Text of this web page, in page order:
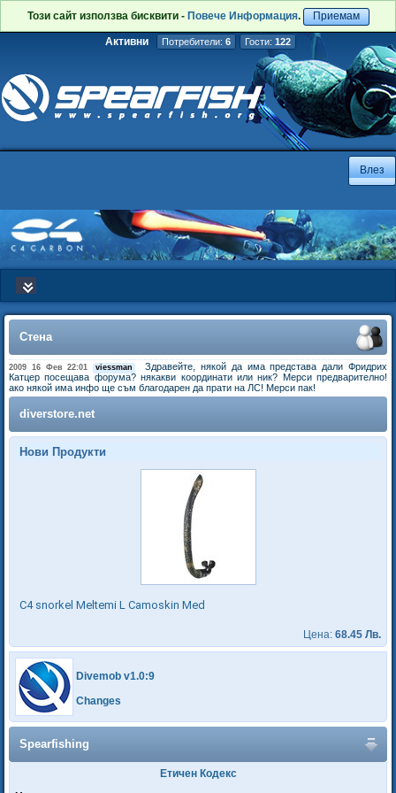
Този сайт използва бисквити - Повече Информация. Приемам
Активни Потребители: 6 Гости: 122
Стена
2009 16 Фев 22:01 viessman
Здравейте, някой да има представа дали Фридрих
Катцер посещава форума? някакви координати или ник? Мерси предварително!
ако някой има инфо ще съм благодарен да прати на ЛС! Мерси пак!
diverstore.net
Нови Продукти
C4 snorkel Meltemi L Camoskin Med
Цена: 68.45 Лв.
Divemob v1.0:9
Changes
Spearfishing
Етичен Кодекс